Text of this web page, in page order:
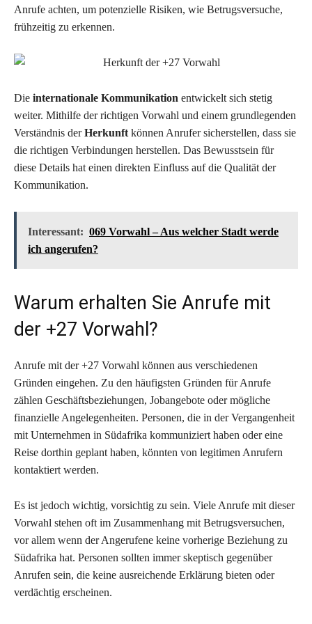
Anrufe achten, um potenzielle Risiken, wie Betrugsversuche,
frühzeitig zu erkennen.
Die internationale Kommunikation entwickelt sich stetig
weiter. Mithilfe der richtigen Vorwahl und einem grundlegenden
Verständnis derHerkunft können Anrufer sicherstellen, dass sie
die richtigen Verbindungen herstellen. Das Bewusstsein für
diese Details hat einen direkten Einfluss auf die Qualität der
Kommunikation.
Interessant: 069 Vorwahl – Aus welcher Stadt werde
ich angerufen?
Warum erhalten Sie Anrufe mit
der +27 Vorwahl?
Anrufe mit der +27 Vorwahl können aus verschiedenen
Gründen eingehen. Zu den häufigsten Gründen für Anrufe
zählen Geschäftsbeziehungen, Jobangebote oder mögliche
finanzielle Angelegenheiten. Personen, die in der Vergangenheit
mit Unternehmen in Südafrika kommuniziert haben oder eine
Reise dorthin geplant haben, könnten von legitimen Anrufern
kontaktiert werden.
Es ist jedoch wichtig, vorsichtig zu sein. Viele Anrufe mit dieser
Vorwahl stehen oft im Zusammenhang mit Betrugsversuchen,
vor allem wenn der Angerufene keine vorherige Beziehung zu
Südafrika hat. Personen sollten immer skeptisch gegenüber
Anrufen sein, die keine ausreichende Erklärung bieten oder
verdächtig erscheinen.